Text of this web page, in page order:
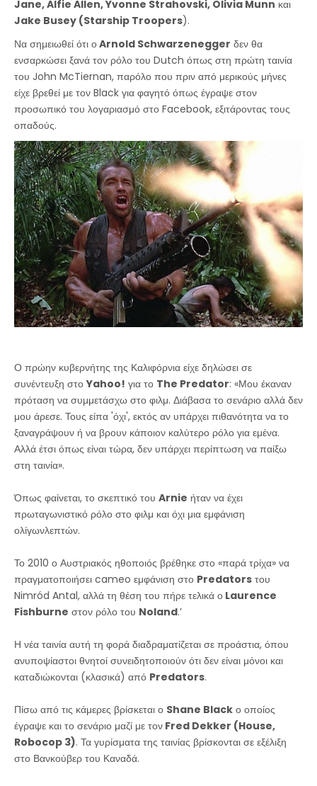
Jane, Alfie Allen, Yvonne Strahovski, Olivia Munn και
Jake Busey (Starship Troopers).
Να σημειωθεί ότι οArnold Schwarzenegger δεν θα
ενσαρκώσει ξανά τον ρόλο του Dutch όπως στη πρώτη ταινία
του John McTiernan, παρόλο που πριν από μερικούς μήνες
είχε βρεθεί με τον Black για φαγητό όπως έγραψε στον
προσωπικό του λογαριασμό στο Facebook, εξιτάροντας τους
οπαδούς.
Ο πρώην κυβερνήτης της Καλιφόρνια είχε δηλώσει σε
συνέντευξη στοYahoo! για το The Predator: «Μου έκαναν
πρόταση να συμμετάσχω στο φιλμ. Διάβασα το σενάριο αλλά δεν
μου άρεσε. Τους είπα 'όχι', εκτός αν υπάρχει πιθανότητα να το
ξαναγράψουν ή να βρουν κάποιον καλύτερο ρόλο για εμένα.
Αλλά έτσι όπως είναι τώρα, δεν υπάρχει περίπτωση να παίξω
στη ταινία».
Όπως φαίνεται, το σκεπτικό του Arnie ήταν να έχει
πρωταγωνιστικό ρόλο στο φιλμ και όχι μια εμφάνιση
ολίγωνλεπτών.
Το 2010 ο Αυστριακός ηθοποιός βρέθηκε στο «παρά τρίχα» να
πραγματοποιήσει cameo εμφάνιση στο Predators του
Nimród Antal, αλλά τη θέση του πήρε τελικά ο Laurence
Fishburne στον ρόλο του Noland.’
Η νέα ταινία αυτή τη φορά διαδραματίζεται σε προάστια, όπου
ανυποψίαστοι θνητοί συνειδητοποιούν ότι δεν είναι μόνοι και
καταδιώκονται (κλασικά) από Predators.
Πίσω από τις κάμερες βρίσκεται ο Shane Black ο οποίος
έγραψε και το σενάριο μαζί με τον Fred Dekker (House,
Robocop 3). Τα γυρίσματα της ταινίας βρίσκονται σε εξέλιξη
στο Βανκούβερ του Καναδά.